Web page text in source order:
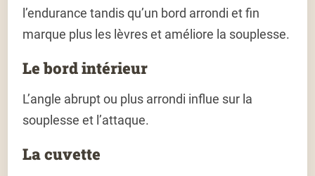
l’endurance tandis qu’un bord arrondi et fin
marque plus les lèvres et améliore la souplesse.
Le bord intérieur
L’angle abrupt ou plus arrondi influe sur la
souplesse et l’attaque.
La cuvette